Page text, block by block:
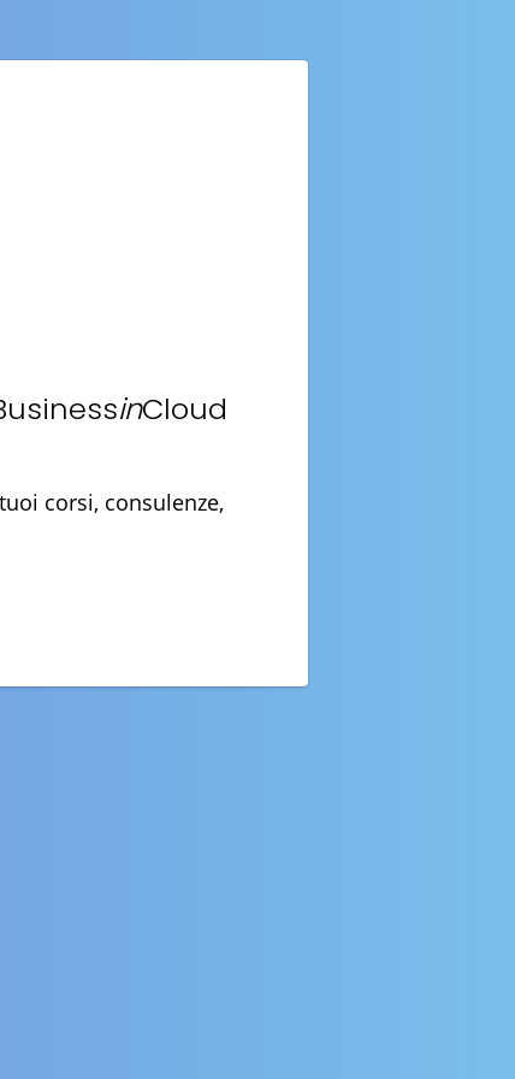
inCloud
corsi, consulenze,